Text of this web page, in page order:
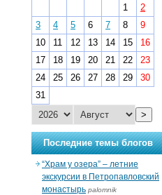
1
2
3
4 5 6 7 8
9
10
11 12 13 14 15
16
17
18 19 20 21 22
23
24
25 26 27 28 29
30
31
>
Последние темы блогов
“Храм у озера” – летние
экскурсии в Петропавловский
монастырь palomnik